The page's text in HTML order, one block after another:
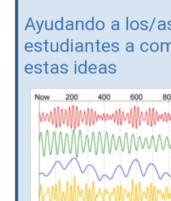
Ayudando a los/
estudiantes a
estas ideas